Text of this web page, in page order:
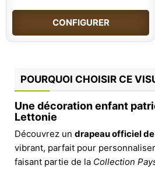
CONFIGURER
POURQUOI CHOISIR CE
Une décoration enfant
Lettonie
Découvrez un drapeau officiel
vibrant, parfait pour
faisant partie de la Collection